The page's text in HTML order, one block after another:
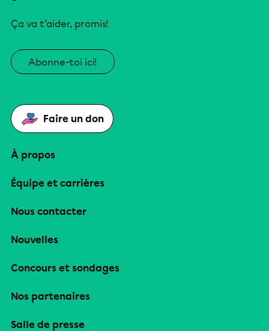
Ça va t’aider, promis!
Abonne-toi ici!
Faire un don
À propos
Équipe et carrières
Nous contacter
Nouvelles
Concours et sondages
Nos partenaires
Salle de presse